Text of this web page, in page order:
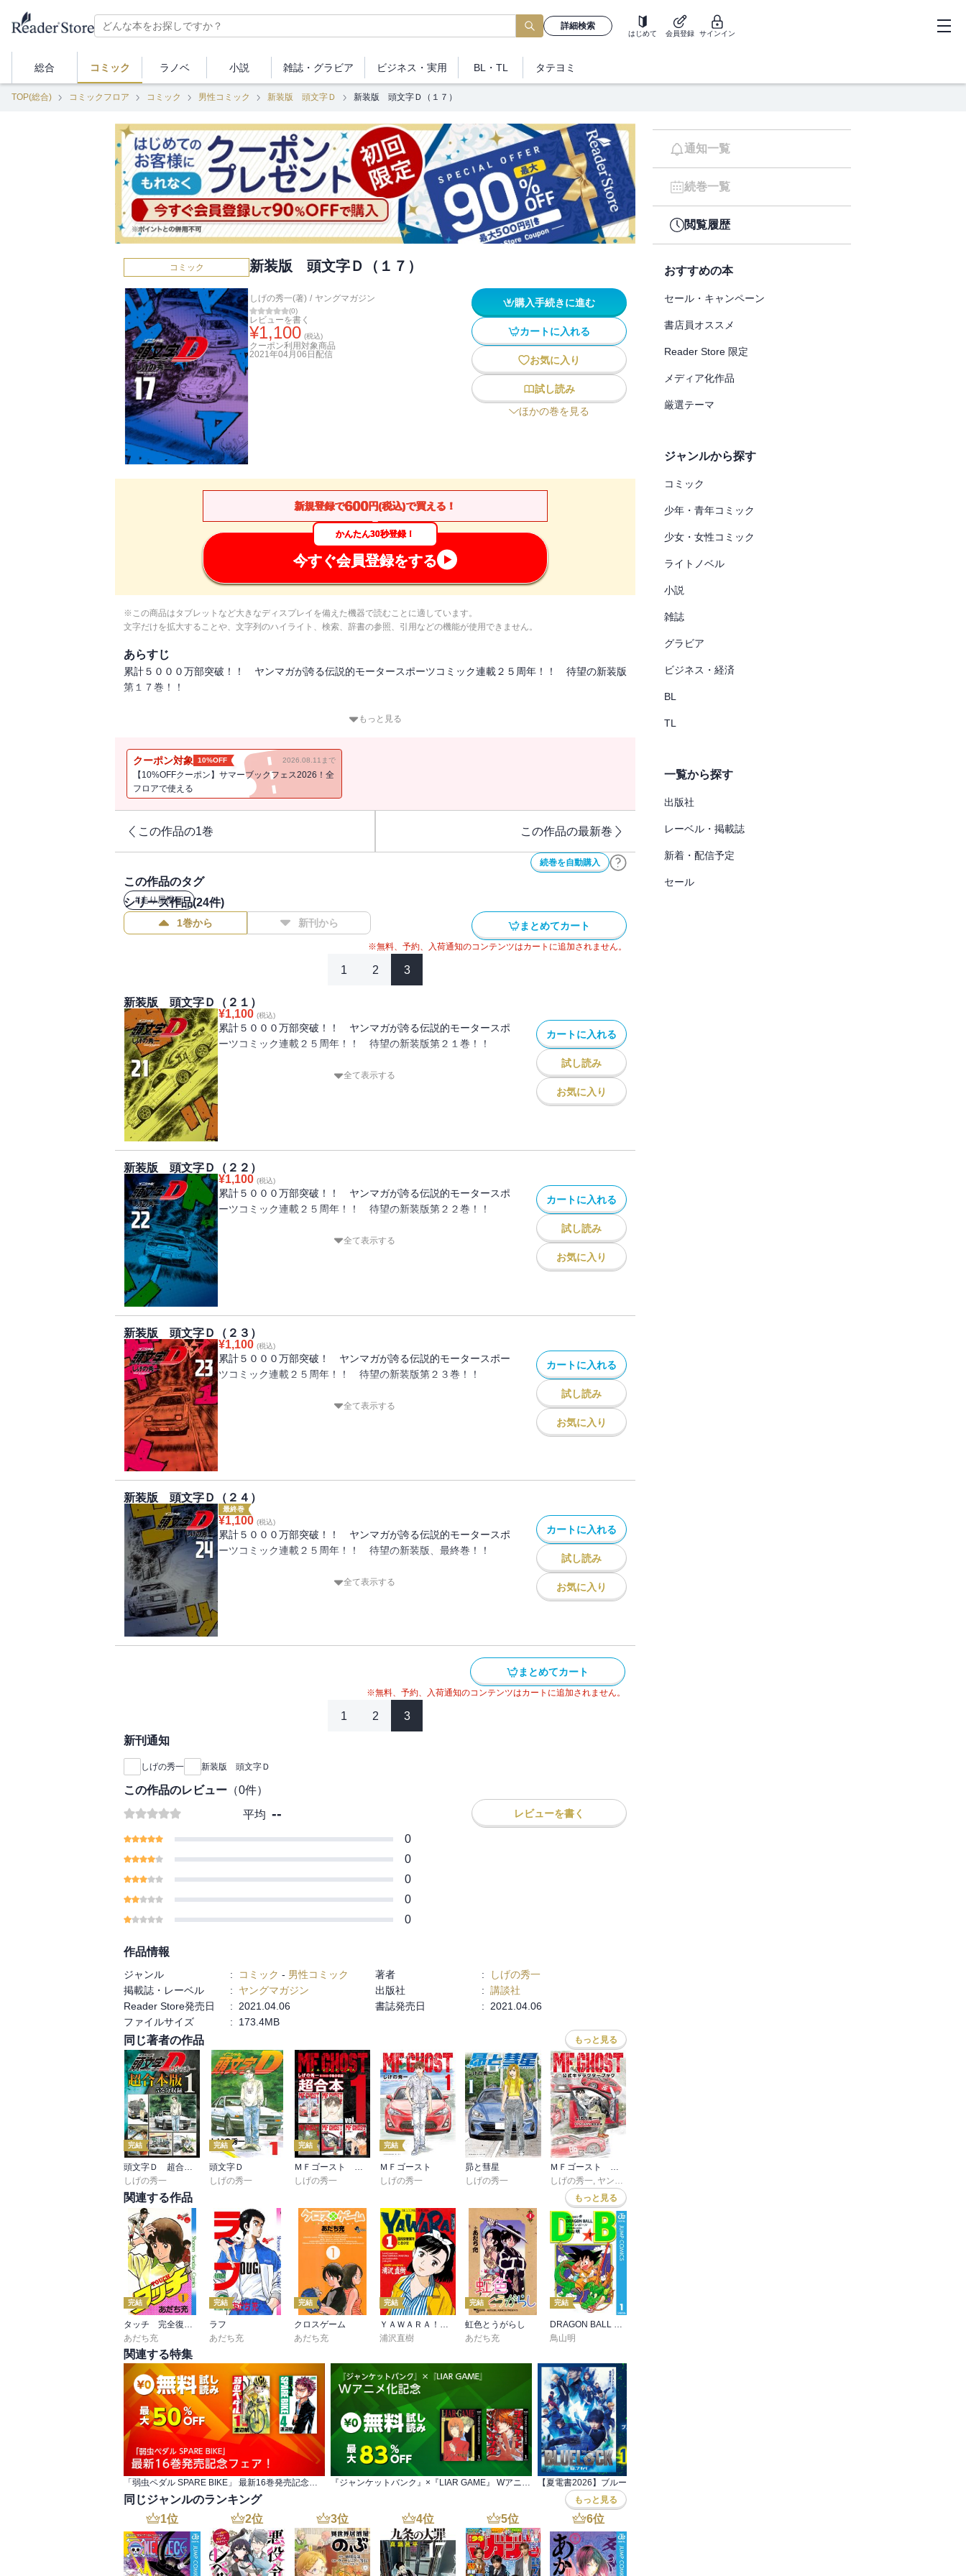
詳細検索
はじめて 会員登録 サインイン
総合 コミック ラノベ 小説 雑誌・ グラビア ビジネス ・実用 BL・TL タテヨミ
TOP(総合) コミックフロア コミック 男性コミック 新装版 頭文字Ｄ 新装版 頭文字Ｄ（１７）
コミック 新装版 頭文字Ｄ（１７）
しげの秀一(著) / ヤングマガジン
(0)
レビューを書く
¥1,100 (税込)
クーポン利用対象商品
2021年04月06日 配信
購入手続きに進む
カートに入れる
お気に入り
試し読み
ほかの巻を見る
新規登録で600円(税込)で買える！
かんたん30秒登録！
今すぐ会員登録をする
※この商品はタブレットなど大きなディスプレイを備えた機器で読むことに適しています。
文字だけを拡大することや、文字列のハイライト、検索、辞書の参照、引用などの機能が使用できません。
あらすじ
累計５０００万部突破！！ ヤンマガが誇る伝説的モータースポーツコミック連載２５周年！！ 待望の新装版
第１７巻！！
茨城エリアを制覇したプロジェクトDが次に挑むのは、「走りの聖地」神奈川エリア！！ ４段階の防衛ライン
第１のライン、チーム２４６とプロジェクトDのバトルが開始され、関東最速プロジェクトはついに最終ステー
ジに突入していく！！
もっと見る
クーポン対象 10%OFF 2026.08.11まで
【10%OFFクーポン】サマーブックフェス2026！全
フロアで使える
この作品の1巻 この作品の最新巻
続巻を自動購入
この作品のタグ
#走り屋漫画
シリーズ作品(24件)
1巻から 新刊から まとめてカート
※無料、予約、入荷通知のコンテンツはカートに追加されません。
1 2 3
新装版 頭文字Ｄ（２１）
¥1,100 (税込)
累計５０００万部突破！！ ヤンマガが誇る伝説的モータースポ
ーツコミック連載２５周年！！ 待望の新装版第２１巻！！
「赤城の白い彗星」高橋涼介が、神奈川エリアで一戦限りの復活
られなかった凛の悲痛な想いが、必殺の一撃＜サイドプレス＞と
なって、涼介に襲いかかる！
全て表示する
カートに入れる
試し読み
お気に入り
新装版 頭文字Ｄ（２２）
¥1,100 (税込)
累計５０００万部突破！！ ヤンマガが誇る伝説的モータースポ
ーツコミック連載２５周年！！ 待望の新装版第２２巻！！
神奈川エリア最終戦！ プロジェクトＤvs.サイドワインダ
ルは、ついに最終章へ！ 最高の舞台に、今、降り立つ！！
全て表示する
カートに入れる
試し読み
お気に入り
新装版 頭文字Ｄ（２３）
¥1,100 (税込)
累計５０００万部突破！ ヤンマガが誇る伝説的モータースポー
ツコミック連載２５周年！！ 待望の新装版第２３巻！！
神奈川エリア最終戦ヒルクライム決着！
全て表示する
カートに入れる
試し読み
お気に入り
新装版 頭文字Ｄ（２４）
最終巻
¥1,100 (税込)
累計５０００万部突破！！ ヤンマガが誇る伝説的モータースポ
ーツコミック連載２５周年！！ 待望の新装版、最終巻！！
神奈川エリア最終戦は、ダウンヒル決戦！ バトルは選ばれた人
死闘の果て、関東エリアの頂点に立つのはどっちだ！？ 全世界
全て表示する
カートに入れる
試し読み
お気に入り
まとめてカート
※無料、予約、入荷通知のコンテンツはカートに追加されません。
1 2 3
新刊通知
しげの秀一 新装版 頭文字Ｄ
この作品のレビュー （0件）
平均 -- レビューを書く
0
0
0
0
0
作品情報
ジャンル : コミック - 男性コミック 著者 :
しげの秀一
掲載誌・レーベル
: ヤングマガジン 出版社 : 講談社
Reader Store発売日
: 2021.04.06 書誌発売日 : 2021.04.06
ファイルサイズ
: 173.4MB
同じ著者の作品 もっと見る
完結
しげの秀一
完結
頭文字Ｄ
しげの秀一
完結
しげの秀一
完結
ＭＦゴースト
しげの秀一
昴と彗星
しげの秀一
しげの秀一 ヤングマガジン編集部
関連する作品 もっと見る
完結
タッチ 完全復刻版
あだち充
完結
ラフ
あだち充
完結
クロスゲーム
あだち充
完結
ＹＡＷＡＲＡ！ 完全版 デジタル Ver.
浦沢直樹
完結
虹色とうがらし
あだち充
完結
DRAGON BALL モノクロ版
鳥山明
関連する特集
「弱虫ペダル SPARE BIKE」 最新16巻発売記念フェア！ 『ジャンケットバンク』×『LIAR GAME』 Wアニメ化記念
同じジャンルのランキング もっと見る
1位 2位 3位 4位 5位 6位
通知一覧
続巻一覧
閲覧履歴
おすすめの本
セール・キャンペーン
書店員オススメ
Reader Store 限定
メディア化作品
厳選テーマ
ジャンルから探す
コミック
少年・青年コミック
少女・女性コミック
ライトノベル
小説
雑誌
グラビア
ビジネス・経済
BL
TL
一覧から探す
出版社
レーベル・掲載誌
新着・配信予定
セール